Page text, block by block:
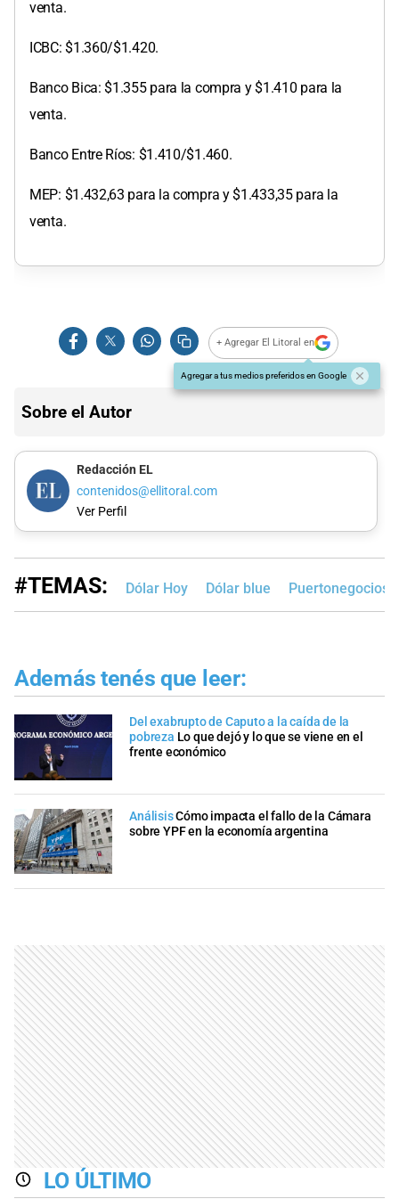
venta.
ICBC: $1.360/$1.420.
Banco Bica: $1.355 para la compra y $1.410 para la
venta.
Banco Entre Ríos: $1.410/$1.460.
MEP: $1.432,63 para la compra y $1.433,35 para la
venta.
+ Agregar El Litoral en
Agregar a tus medios preferidos en Google
Sobre el Autor
Redacción EL
contenidos@ellitoral.com
Ver Perfil
#TEMAS: Dólar Hoy Dólar blue Puertonegocios
Además tenés que leer:
Del exabrupto de Caputo a la caída de la
pobreza Lo que dejó y lo que se viene en el
frente económico
AnálisisCómo impacta el fallo de la Cámara
sobre YPF en la economía argentina
LO ÚLTIMO